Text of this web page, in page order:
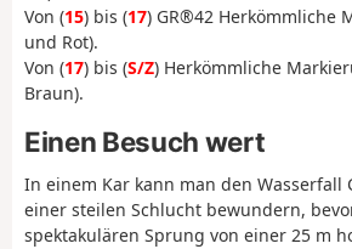
Von (15) bis (17) GR®42 Herkömmliche
und Rot).
Von (17) bis (S/Z) Herkömmliche
Braun).
Einen Besuch wert
In einem Kar kann man den Wasserfall
einer steilen Schlucht bewundern,
spektakulären Sprung von einer 25 m